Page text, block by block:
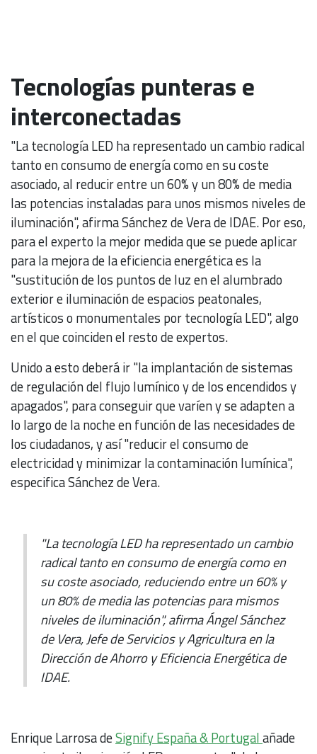
Tecnologías punteras e
interconectadas
"La tecnología LED ha representado un cambio radical
tanto en consumo de energía como en su coste
asociado, al reducir entre un 60% y un 80% de media
las potencias instaladas para unos mismos niveles de
iluminación", afirma Sánchez de Vera de IDAE. Por eso,
para el experto la mejor medida que se puede aplicar
para la mejora de la eficiencia energética es la
"sustitución de los puntos de luz en el alumbrado
exterior e iluminación de espacios peatonales,
artísticos o monumentales por tecnología LED", algo
en el que coinciden el resto de expertos.
Unido a esto deberá ir "la implantación de sistemas
de regulación del flujo lumínico y de los encendidos y
apagados", para conseguir que varíen y se adapten a
lo largo de la noche en función de las necesidades de
los ciudadanos, y así "reducir el consumo de
electricidad y minimizar la contaminación lumínica",
especifica Sánchez de Vera.
"La tecnología LED ha representado un cambio
radical tanto en consumo de energía como en
su coste asociado, reduciendo entre un 60% y
un 80% de media las potencias para mismos
niveles de iluminación", afirma Ángel Sánchez
de Vera, Jefe de Servicios y Agricultura en la
Dirección de Ahorro y Eficiencia Energética de
IDAE.
Enrique Larrosa deSignify España & Portugalañade